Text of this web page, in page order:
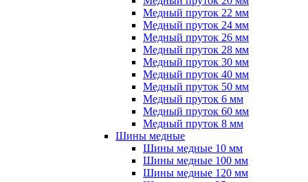
Медный пруток 22 мм
Медный пруток 24 мм
Медный пруток 26 мм
Медный пруток 28 мм
Медный пруток 30 мм
Медный пруток 40 мм
Медный пруток 50 мм
Медный пруток 6 мм
Медный пруток 60 мм
Медный пруток 8 мм
Шины медные
Шины медные 10 мм
Шины медные 100 мм
Шины медные 120 мм